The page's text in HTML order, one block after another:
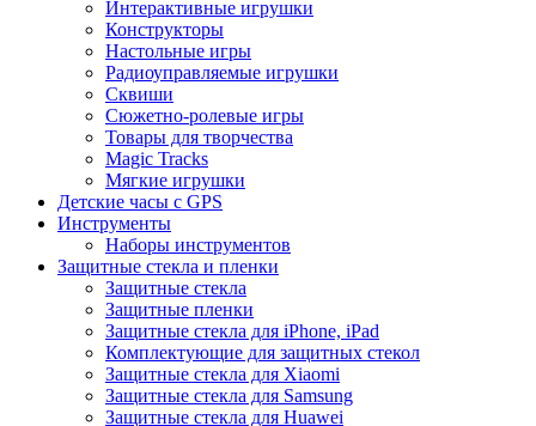
Интерактивные игрушки
Конструкторы
Настольные игры
Радиоуправляемые игрушки
Сквиши
Сюжетно-ролевые игры
Товары для творчества
Magic Tracks
Мягкие игрушки
Детские часы с GPS
Инструменты
Наборы инструментов
Защитные стекла и пленки
Защитные стекла
Защитные пленки
Защитные стекла для iPhone, iPad
Комплектующие для защитных стекол
Защитные стекла для Xiaomi
Защитные стекла для Samsung
Защитные стекла для Huawei